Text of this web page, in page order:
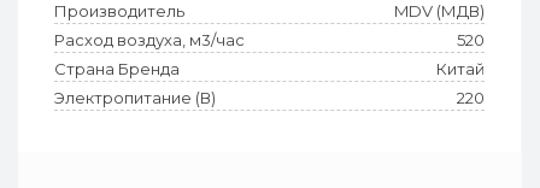
Производитель
MDV (МДВ)
Расход воздуха, м3/час
520
Страна Бренда
Китай
Электропитание (В)
220